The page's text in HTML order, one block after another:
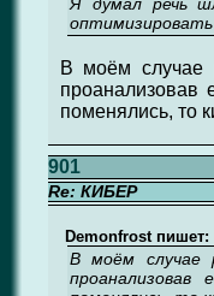
В моём случае
поменялись, то
901
Re: КИБЕР
Demonfrost пишет:
В моём случае